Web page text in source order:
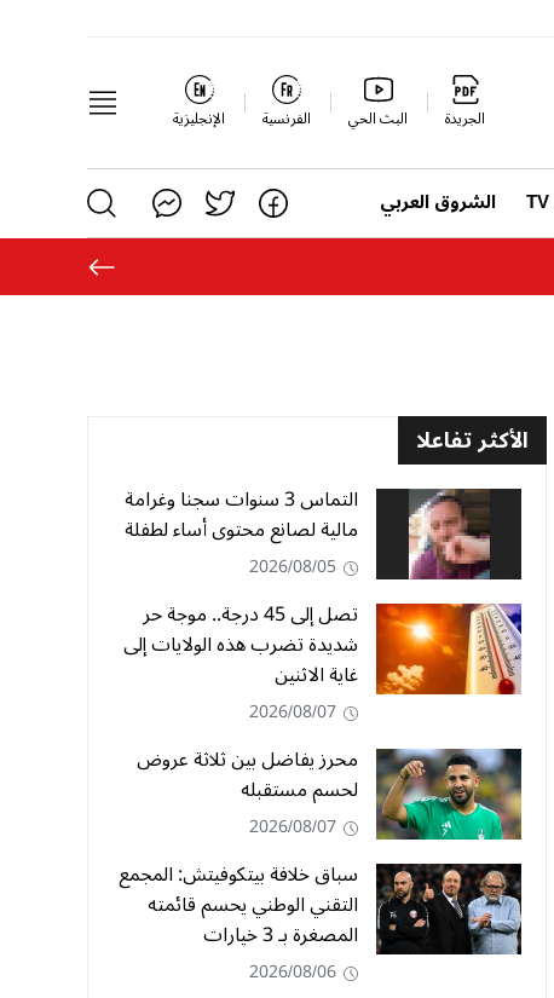
الجريدة البث الحي الفرنسية الإنجليزية
الشروق العربي
الأكثر تفاعلا
التماس 3 سنوات سجنا وغرامة
مالية لصانع محتوى أساء لطفلة
2026/08/05
تصل إلى 45 درجة.. موجة حر
شديدة تضرب هذه الولايات إلى
غاية الاثنين
2026/08/07
محرز يفاضل بين ثلاثة عروض
لحسم مستقبله
2026/08/07
سباق خلافة بيتكوفيتش: المجمع
التقني الوطني يحسم قائمته
المصغرة بـ 3 خيارات
2026/08/06